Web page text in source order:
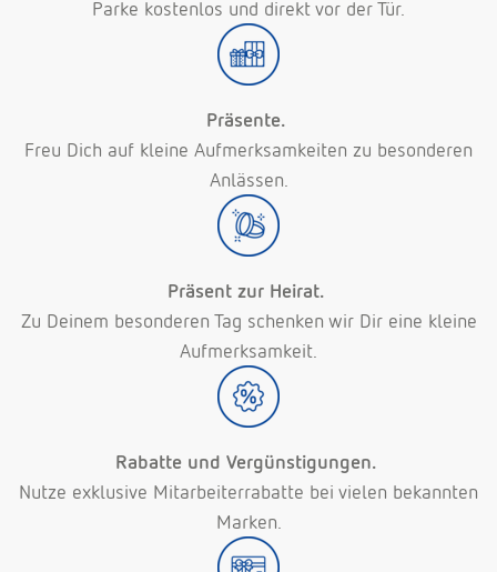
Parke kostenlos und direkt vor der Tür.
Präsente.
Freu Dich auf kleine Aufmerksamkeiten zu besonderen
Anlässen.
Präsent zur Heirat.
Zu Deinem besonderen Tag schenken wir Dir eine kleine
Aufmerksamkeit.
Rabatte und Vergünstigungen.
Nutze exklusive Mitarbeiterrabatte bei vielen bekannten
Marken.